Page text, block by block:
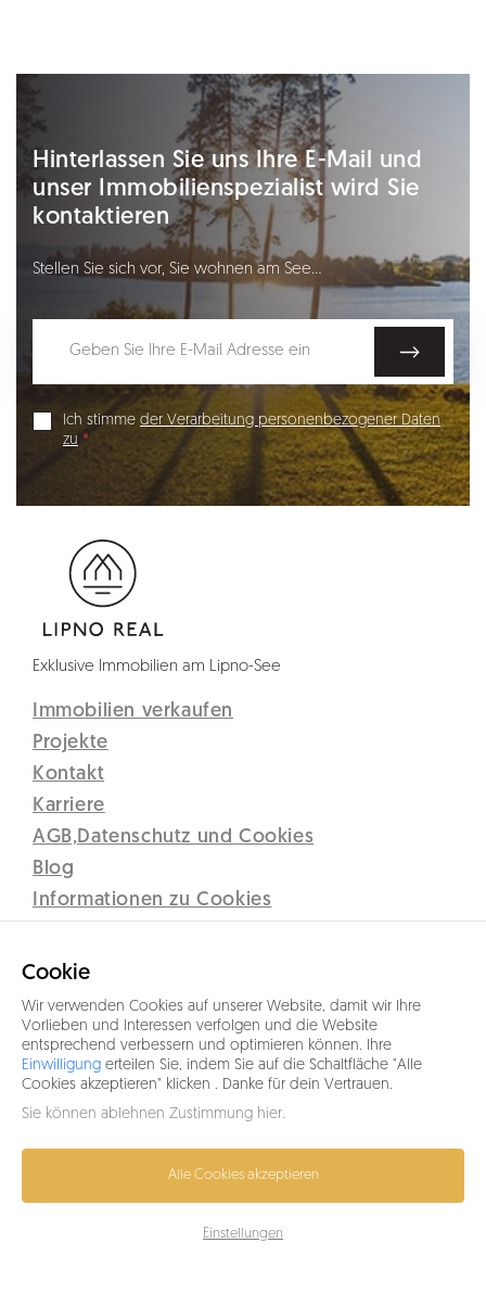
Hinterlassen Sie uns Ihre E-Mail und
unser Immobilienspezialist wird Sie
kontaktieren
Stellen Sie sich vor, Sie wohnen am See…
Ich stimme der Verarbeitung personenbezogener Daten
zu
Exklusive Immobilien am Lipno-See
Immobilien verkaufen
Projekte
Kontakt
Karriere
AGB,Datenschutz und Cookies
Blog
Informationen zu Cookies
Lipno Real s.r.o.
Sidlo: Přístav 71, 382 78 Lipno nad Vltavou
IČO 26077191
+43 664 5317333
Cookie
Wir verwenden Cookies auf unserer Website, damit wir Ihre
Vorlieben und Interessen verfolgen und die Website
entsprechend verbessern und optimieren können. Ihre
Einwilligung erteilen Sie, indem Sie auf die Schaltfläche "Alle
Cookies akzeptieren" klicken . Danke für dein Vertrauen.
Sie können ablehnen Zustimmung hier.
Alle Cookies akzeptieren
Einstellungen